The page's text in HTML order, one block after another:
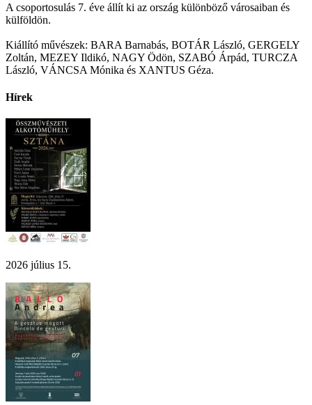
A csoportosulás 7. éve állít ki az ország különböző városaiban és
külföldön.
Kiállító művészek: BARA Barnabás, BOTÁR László, GERGELY
Zoltán, MEZEY Ildikó, NAGY Ödön, SZABÓ Árpád, TURCZA
László, VÁNCSA Mónika és XANTUS Géza.
Hírek
2026 július 15.